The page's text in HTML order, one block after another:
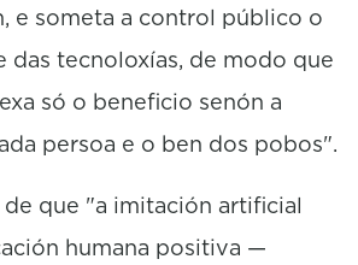
e someta a control público o
das tecnoloxías, de modo que
só o beneficio senón a
persoa e o ben dos pobos".
que "a imitación artificial
humana positiva —